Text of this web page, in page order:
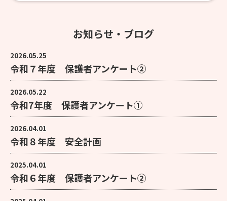
お知らせ・ブログ
2026.05.25
令和７年度 保護者アンケート②
2026.05.22
令和7年度 保護者アンケート①
2026.04.01
令和８年度 安全計画
2025.04.01
令和６年度 保護者アンケート②